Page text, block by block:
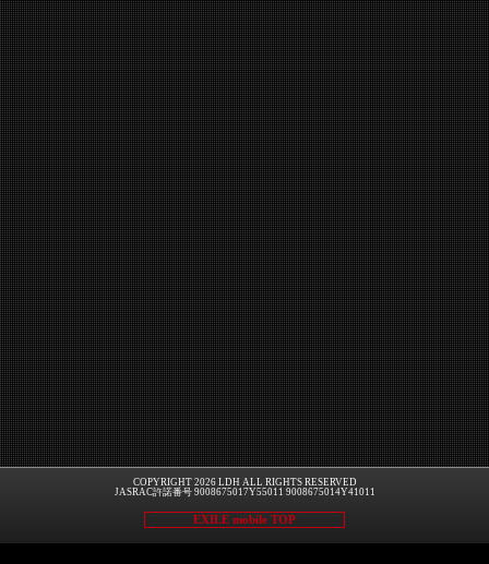
COPYRIGHT 2026 LDH ALL RIGHTS RESERVED
JASRAC許諾番号 9008675017Y55011 9008675014Y41011
EXILE mobile TOP